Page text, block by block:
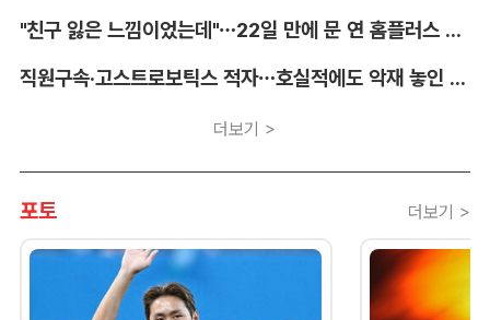
"친구 잃은 느낌이었는데"…22일 만에 문 연 홈플러스 가보니[TF현장]
직원구속·고스트로보틱스 적자…호실적에도 악재 놓인 LIG D&A
더보기 >
포토 더보기 >